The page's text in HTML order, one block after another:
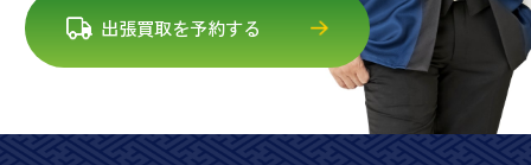
出張買取を予約する